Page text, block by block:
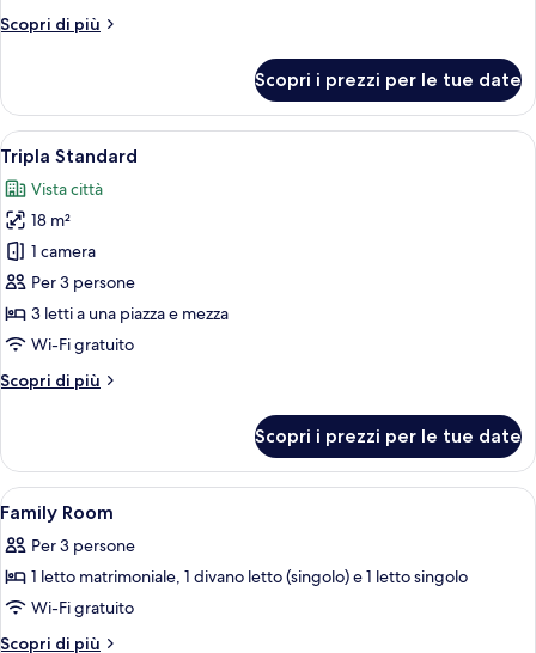
camera
Scopri di più
Altri
Premier,
camera
letto
Scopri i prezzi per le tue date
Apri
tutte
le
foto
per
Tripla
Standard
Una camera d'albergo con due letti
2
Tripla Standard
Vista città
18 m²
1 camera
Per 3 persone
3 letti a una piazza e mezza
Wi-Fi gratuito
Scopri di più
Altri
Standard
Scopri i prezzi per le tue date
Apri
tutte
le
foto
per
Family
Biancheria da letto di alta qualità,
5
Family Room
Per 3 persone
1 letto matrimoniale, 1 divano letto (singolo) e 1 letto singolo
Wi-Fi gratuito
Scopri di più
Altri